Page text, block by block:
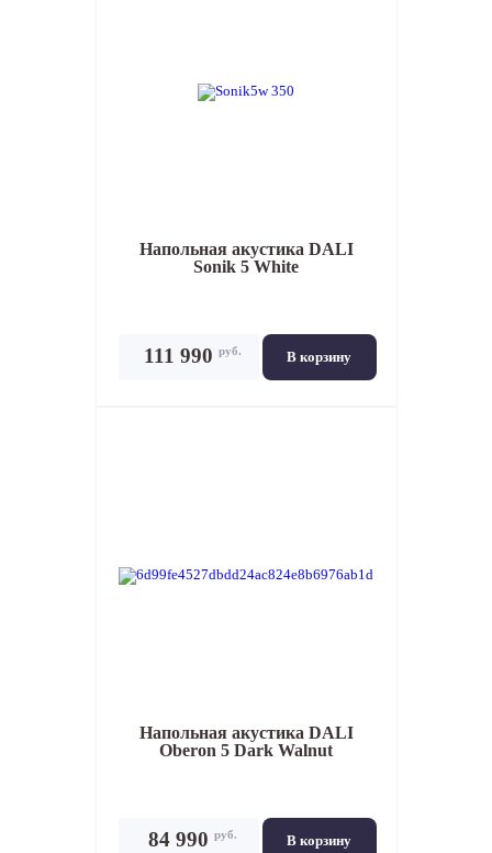
Напольная акустикаDALI
Sonik 5 White
В корзину
111 990 руб.
Напольная акустикаDALI
Oberon 5 Dark Walnut
В корзину
84 990 руб.